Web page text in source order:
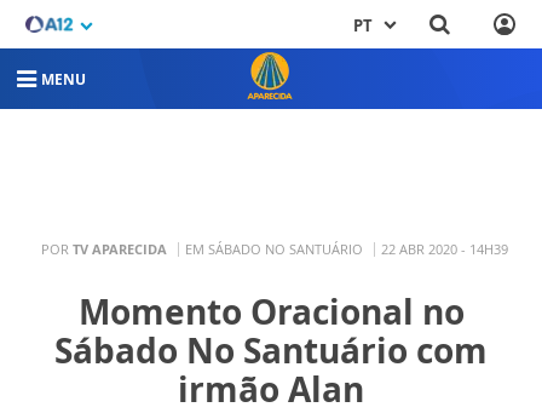
PT
MENU
POR TV APARECIDA EM SÁBADO NO SANTUÁRIO 22 ABR 2020 - 14H39
Momento Oracional no
Sábado No Santuário com
irmão Alan